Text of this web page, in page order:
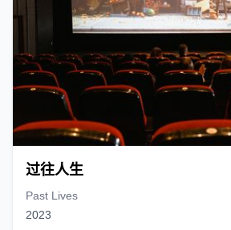
过往人生
Past Lives
2023